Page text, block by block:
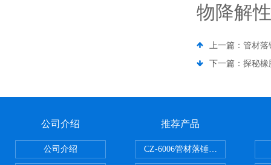
物降解
上一篇： 管材落
下一篇： 探秘
公司介绍
公司介绍
推荐产品
CZ-6006管材落锤冲击试验机